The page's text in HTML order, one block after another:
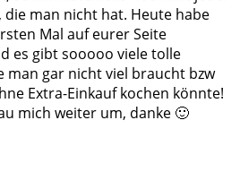
die man nicht hat. Heute habe
Mal auf eurer Seite
es gibt sooooo viele tolle
man gar nicht viel braucht bzw
Extra-Einkauf kochen könnte!
mich weiter um, danke 🙂